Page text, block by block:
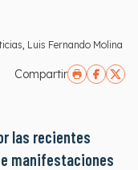
Luis Fernando Molina
Compartir
las recientes
manifestaciones